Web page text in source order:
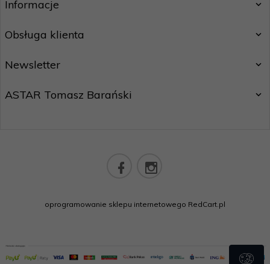
Informacje
Obsługa klienta
Newsletter
ASTAR Tomasz Barański
oprogramowanie sklepu internetowego RedCart.pl